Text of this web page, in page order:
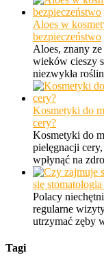
Aloes w
bezpieczeństwo
Aloes, znany
wieków cieszy
niezwykła
Kosmetyki do
cery?
Kosmetyki do
pielęgnacji
wpłynąć na
się
Polacy
regularne
utrzymać zęby
Tagi